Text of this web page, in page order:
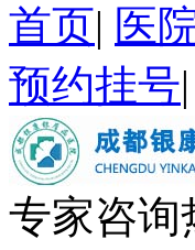
首页| 医
预约挂号|
专家咨询